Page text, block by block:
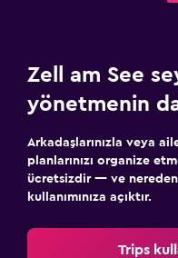
Yatak yanında priz
Çalar saat
Çekyat
Elbise askılığı
Gardırop veya dolap
Sağlık ve güvenlik
Zell am See
yönetmenin
Arkadaşlarınızla veya
planlarınızı organize
ücretsizdir — ve nereden
kullanımınıza açıktır.
Trips